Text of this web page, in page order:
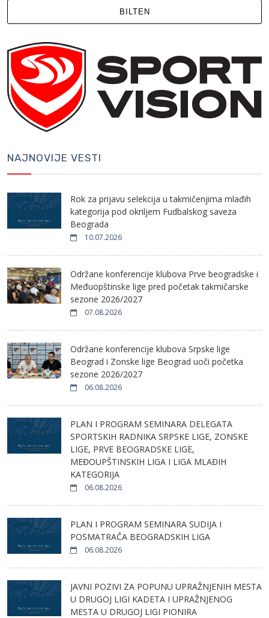
BILTEN
NAJNOVIJE VESTI
Rok za prijavu selekcija u takmičenjima mlađih
kategorija pod okriljem Fudbalskog saveza
Beograda
10.07.2026
Održane konferencije klubova Prve beogradske i
Međuopštinske lige pred početak takmičarske
sezone 2026/2027
07.08.2026
Održane konferencije klubova Srpske lige
Beograd i Zonske lige Beograd uoči početka
sezone 2026/2027
06.08.2026
PLAN I PROGRAM SEMINARA DELEGATA
SPORTSKIH RADNIKA SRPSKE LIGE, ZONSKE
LIGE, PRVE BEOGRADSKE LIGE,
MEĐOUPŠTINSKIH LIGA I LIGA MLAĐIH
KATEGORIJA
06.08.2026
PLAN I PROGRAM SEMINARA SUDIJA I
POSMATRAČA BEOGRADSKIH LIGA
06.08.2026
JAVNI POZIVI ZA POPUNU UPRAŽNJENIH MESTA
U DRUGOJ LIGI KADETA I UPRAŽNJENOG
MESTA U DRUGOJ LIGI PIONIRA